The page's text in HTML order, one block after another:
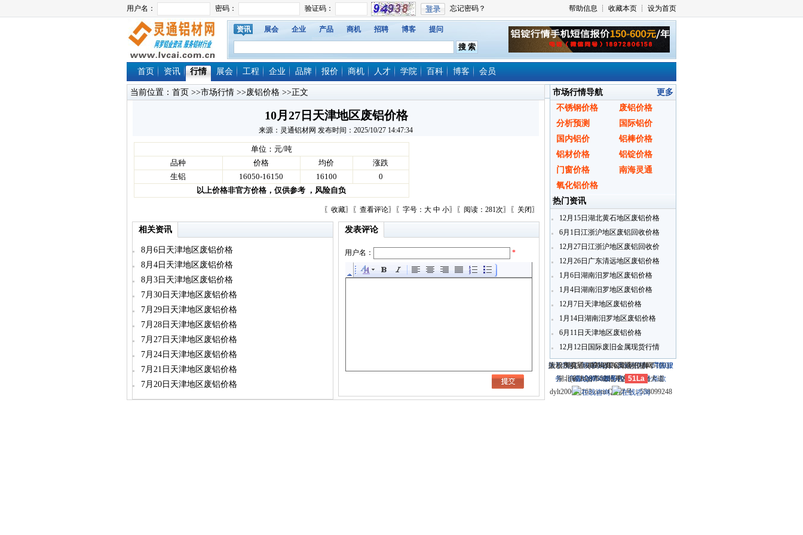
资讯 展会 企业 产品 商机 招聘 博客 提问
首页 资讯 行情 展会 工程 企业 品牌 报价 商机 人才 学院 百科 博客 会员
当前位置： 首页 >>市场行情 >>废铝价格 >>正文
10月27日天津地区废铝价格
来源：灵通铝材网 发布时间：2025/10/27 14:47:34
单位：元/吨
品种
价格 均价
涨跌
生铝
16050-16150 16100
0
以上价格非官方价格，仅供参考 ，风险自负
〖 收藏〗〖 查看评论〗〖字号： 大 中 小〗〖阅读：281次〗〖 关闭〗
相关资讯
8月6日天津地区废铝价格
8月4日天津地区废铝价格
8月3日天津地区废铝价格
7月30日天津地区废铝价格
7月29日天津地区废铝价格
7月28日天津地区废铝价格
7月27日天津地区废铝价格
7月24日天津地区废铝价格
7月21日天津地区废铝价格
7月20日天津地区废铝价格
发表评论
用户名： *
市场行情导航
更多
不锈钢价格
废铝价格
分析预测
国际铝价
国内铝价
铝棒价格
铝材价格
铝锭价格
门窗价格
南海灵通
氧化铝价格
热门资讯
12月15日湖北黄石地区废铝价格
6月1日江浙沪地区废铝回收价格
12月27日江浙沪地区废铝回收价
12月26日广东清远地区废铝价格
1月6日湖南汨罗地区废铝价格
1月4日湖南汨罗地区废铝价格
12月7日天津地区废铝价格
1月14日湖南汨罗地区废铝价格
6月11日天津地区废铝价格
12月12日国际废旧金属现货行情
关于我们-联系我们-本站招聘-广告服
务- 商业合作-服务内容-服务条款
电话：(0714)8765286 传真：
(0714)8765285 电子邮件：
dylt2006@163.com QQ群号：558099248
大冶市灵通科技有限公司 @ （435100）
湖北省大冶市城北开发区新冶大道
版权所有 © 2006-2026灵通铝材网鄂ICP
备12005698号-1
51La